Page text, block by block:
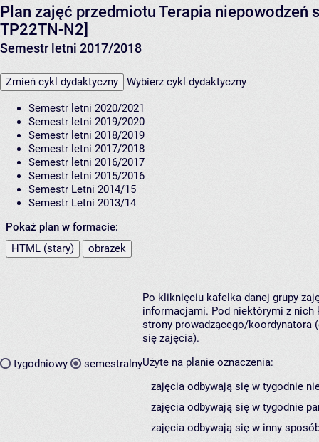
Plan zajęć przedmiotu Terapia
TP22TN-N2]
Semestr letni 2017/2018
Zmień cykl dydaktyczny Wybierz cykl dydaktyczny
Semestr letni 2020/2021
Semestr letni 2019/2020
Semestr letni 2018/2019
Semestr letni 2017/2018
Semestr letni 2016/2017
Semestr letni 2015/2016
Semestr Letni 2014/15
Semestr Letni 2013/14
Pokaż plan w formacie:
HTML (stary)
obrazek
tygodniowy semestralny
Po kliknięciu kafelka danej grupy
informacjami. Pod niektórymi z nich
strony prowadzącego/koordynatora
się zajęcia).
Użyte na planie oznaczenia:
zajęcia odbywają się w tygodnie
zajęcia odbywają się w tygodnie
zajęcia odbywają się w inny